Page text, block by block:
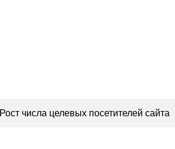
Рост числа целевых посетителей сайта